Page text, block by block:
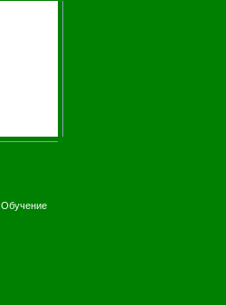
Обучение